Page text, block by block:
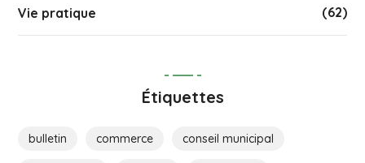
Vie pratique (62)
Étiquettes
bulletin commerce conseil municipal